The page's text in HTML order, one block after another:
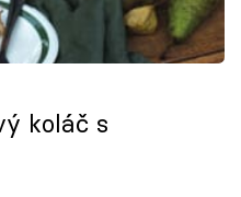
koláč s